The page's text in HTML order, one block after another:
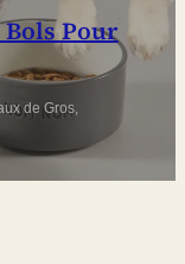
Bols Pour
de Gros,